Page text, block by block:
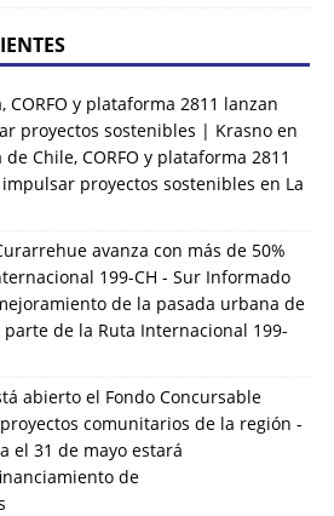
y plataforma 2811 lanzan
proyectos sostenibles | Krasno en
Chile, CORFO y plataforma 2811
proyectos sostenibles en La
avanza con más de 50%
199-CH - Sur Informado
de la pasada urbana de
de la Ruta Internacional 199-
abierto el Fondo Concursable
comunitarios de la región -
el 31 de mayo estará
de